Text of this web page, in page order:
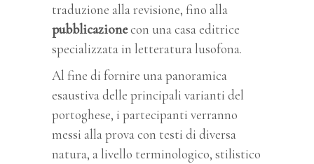
traduzione alla revisione, fino alla
pubblicazionecon una casa editrice
specializzata in letteratura lusofona.
Al fine di fornire una panoramica
esaustiva delle principali varianti del
portoghese, i partecipanti verranno
messi alla prova con testi di diversa
natura, a livello terminologico, stilistico